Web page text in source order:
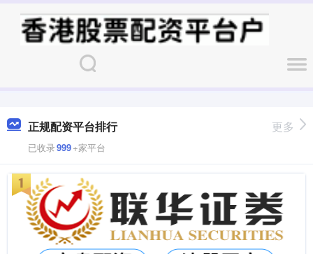
正规配资平台排行
已收录999+家平台
更多